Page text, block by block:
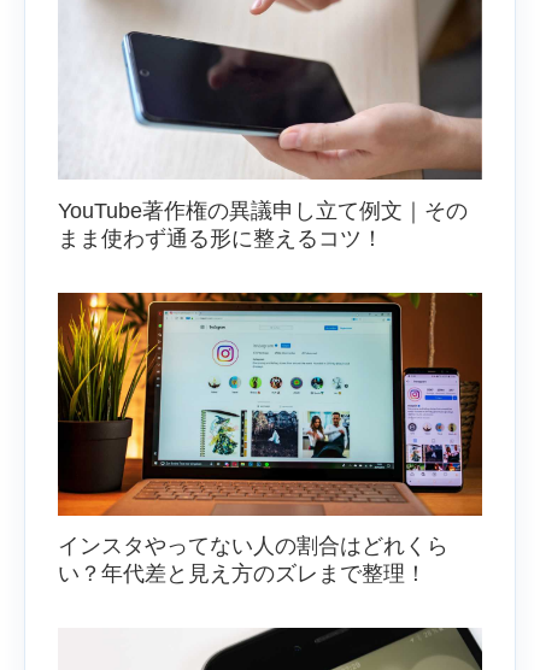
YouTube著作権の異議申し立て例文｜その
まま使わず通る形に整えるコツ！
インスタやってない人の割合はどれくら
い？年代差と見え方のズレまで整理！